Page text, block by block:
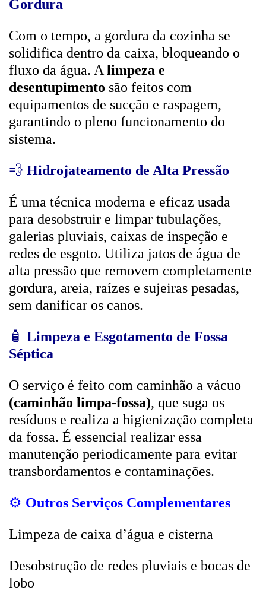
Gordura
Com o tempo, a gordura da cozinha se
solidifica dentro da caixa, bloqueando o
fluxo da água. A limpeza e
desentupimento são feitos com
equipamentos de sucção e raspagem,
garantindo o pleno funcionamento do
sistema.
💨 Hidrojateamento de Alta Pressão
É uma técnica moderna e eficaz usada
para desobstruir e limpar tubulações,
galerias pluviais, caixas de inspeção e
redes de esgoto. Utiliza jatos de água de
alta pressão que removem completamente
gordura, areia, raízes e sujeiras pesadas,
sem danificar os canos.
🧴 Limpeza e Esgotamento de Fossa
Séptica
O serviço é feito com caminhão a vácuo
(caminhão limpa-fossa), que suga os
resíduos e realiza a higienização completa
da fossa. É essencial realizar essa
manutenção periodicamente para evitar
transbordamentos e contaminações.
⚙️ Outros Serviços Complementares
Limpeza de caixa d’água e cisterna
Desobstrução de redes pluviais e bocas de
lobo